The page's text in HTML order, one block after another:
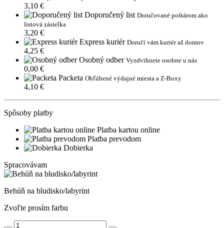
3,10 €
Doporučený list Doručované poštárom ako
listová zásielka
3,20 €
Express kuriér Doručí vám kuriér až domov
4,25 €
Osobný odber Vyzdvihnete osobne u nás
0,00 €
Packeta Obľúbené výdajné miesta a Z-Boxy
4,10 €
Spôsoby platby
Platba kartou online
Platba prevodom
Dobierka
Spracovávam
Behúň na bludisko/labyrint
Zvoľte prosím farbu